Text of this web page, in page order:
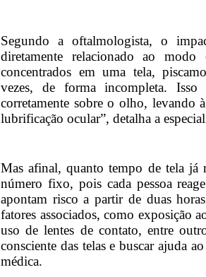
Segundo a oftalmologista, o
diretamente relacionado ao modo
concentrados em uma tela,
vezes, de forma incompleta.
corretamente sobre o olho, levando
lubrificação ocular”, detalha a
Mas afinal, quanto tempo de tela já
número fixo, pois cada pessoa
apontam risco a partir de duas
fatores associados, como exposição
uso de lentes de contato, entre
consciente das telas e buscar ajuda
médica.